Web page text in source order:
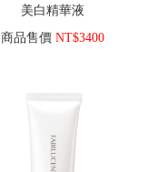
美白精華液
商品售價 NT$3400